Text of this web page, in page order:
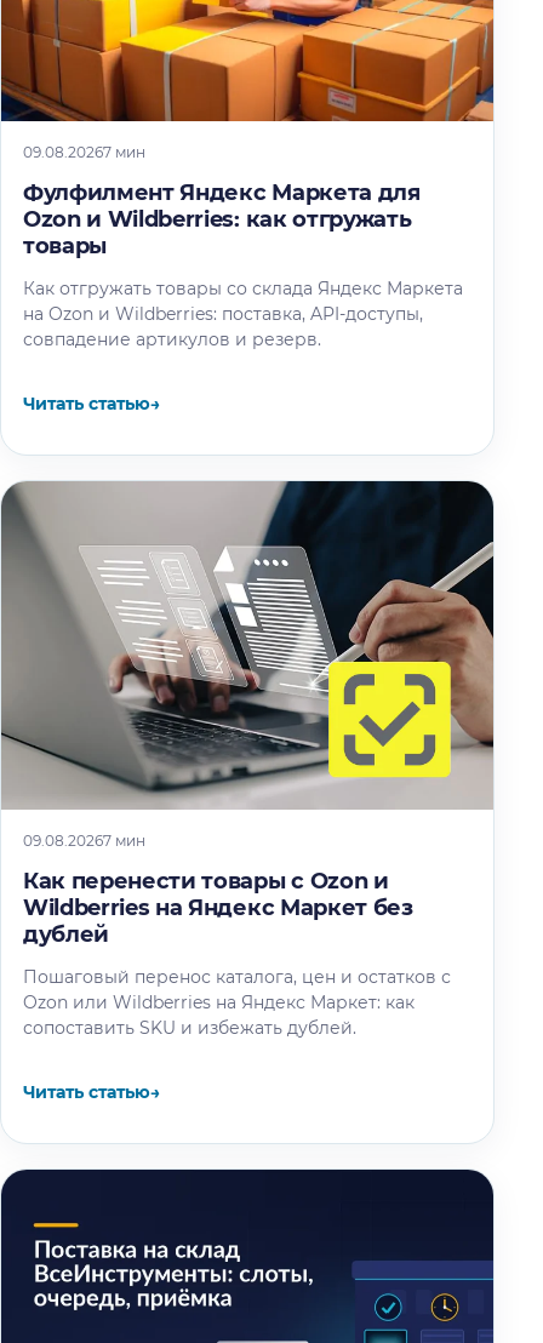
09.08.20267 мин
Фулфилмент Яндекс Маркета для
Ozon и Wildberries: как отгружать
товары
Как отгружать товары со склада Яндекс Маркета
на Ozon и Wildberries: поставка, API-доступы,
совпадение артикулов и резерв.
Читать статью→
09.08.20267 мин
Как перенести товары с Ozon и
Wildberries на Яндекс Маркет без
дублей
Пошаговый перенос каталога, цен и остатков с
Ozon или Wildberries на Яндекс Маркет: как
сопоставить SKU и избежать дублей.
Читать статью→